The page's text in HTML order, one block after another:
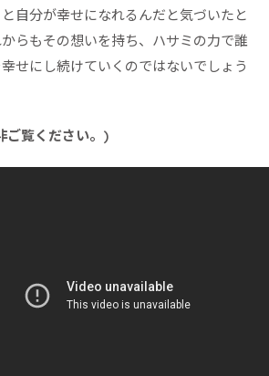
自分が幸せになれるんだと気づいたと
らもその想いを持ち、ハサミの力で誰
せにし続けていくのではないでしょう
ご覧ください。)